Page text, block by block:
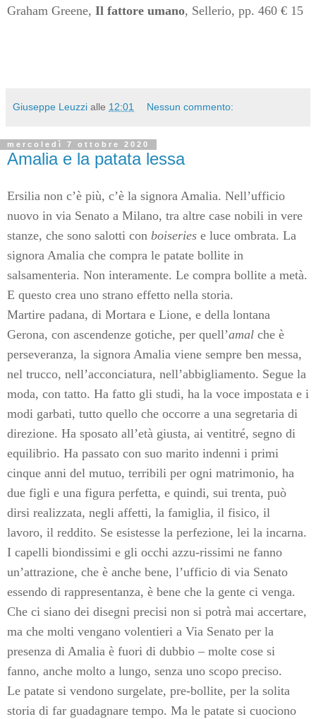
Graham Greene, Il fattore umano, Sellerio, pp. 460 € 15
Giuseppe Leuzzi alle 12:01 Nessun commento:
mercoledì 7 ottobre 2020
Amalia e la patata lessa
Ersilia non c’è più, c’è la signora Amalia. Nell’ufficio
nuovo in via Senato a Milano, tra altre case nobili in vere
stanze, che sono salotti con boiseries e luce ombrata. La
signora Amalia che compra le patate bollite in
salsamenteria. Non interamente. Le compra bollite a metà.
E questo crea uno strano effetto nella storia.
Martire padana, di Mortara e Lione, e della lontana
Gerona, con ascendenze gotiche, per quell’amal che è
perseveranza, la signora Amalia viene sempre ben messa,
nel trucco, nell’acconciatura, nell’abbigliamento. Segue la
moda, con tatto. Ha fatto gli studi, ha la voce impostata e i
modi garbati, tutto quello che occorre a una segretaria di
direzione. Ha sposato all’età giusta, ai ventitré, segno di
equilibrio. Ha passato con suo marito indenni i primi
cinque anni del mutuo, terribili per ogni matrimonio, ha
due figli e una figura perfetta, e quindi, sui trenta, può
dirsi realizzata, negli affetti, la famiglia, il fisico, il
lavoro, il reddito. Se esistesse la perfezione, lei la incarna.
I capelli biondissimi e gli occhi azzu-rissimi ne fanno
un’attrazione, che è anche bene, l’ufficio di via Senato
essendo di rappresentanza, è bene che la gente ci venga.
Che ci siano dei disegni precisi non si potrà mai accertare,
ma che molti vengano volentieri a Via Senato per la
presenza di Amalia è fuori di dubbio – molte cose si
fanno, anche molto a lungo, senza uno scopo preciso.
Le patate si vendono surgelate, pre-bollite, per la solita
storia di far guadagnare tempo. Ma le patate si cuociono